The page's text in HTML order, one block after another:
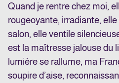
Quand je rentre chez moi,
rougeoyante, irradiante,
salon, elle ventile
est la maîtresse jalouse du
lumière se rallume, ma
soupire d’aise,